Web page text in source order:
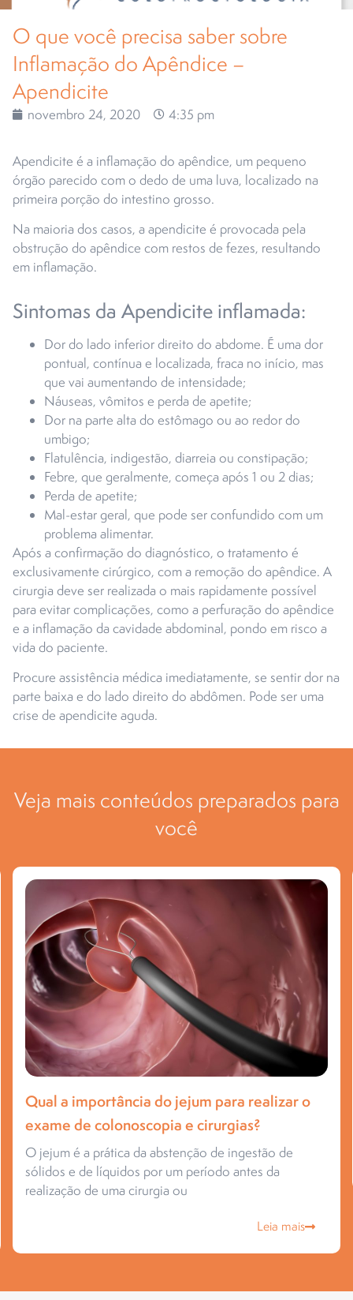
O que você precisa saber sobre
Inflamação do Apêndice –
Apendicite
novembro 24, 2020 4:35 pm
Apendicite é a inflamação do apêndice, um pequeno
órgão parecido com o dedo de uma luva, localizado na
primeira porção do intestino grosso.
Na maioria dos casos, a apendicite é provocada pela
obstrução do apêndice com restos de fezes, resultando
em inflamação.
Sintomas da Apendicite inflamada:
Dor do lado inferior direito do abdome. É uma dor
pontual, contínua e localizada, fraca no início, mas
que vai aumentando de intensidade;
Náuseas, vômitos e perda de apetite;
Dor na parte alta do estômago ou ao redor do
umbigo;
Flatulência, indigestão, diarreia ou constipação;
Febre, que geralmente, começa após 1 ou 2 dias;
Perda de apetite;
Mal-estar geral, que pode ser confundido com um
problema alimentar.
Após a confirmação do diagnóstico, o tratamento é
exclusivamente cirúrgico, com a remoção do apêndice. A
cirurgia deve ser realizada o mais rapidamente possível
para evitar complicações, como a perfuração do apêndice
e a inflamação da cavidade abdominal, pondo em risco a
vida do paciente.
Procure assistência médica imediatamente, se sentir dor na
parte baixa e do lado direito do abdômen. Pode ser uma
crise de apendicite aguda.
Veja mais conteúdos preparados para
você
Qual a importância do jejum para realizar o
exame de colonoscopia e cirurgias?
O jejum é a prática da abstenção de ingestão de
sólidos e de líquidos por um período antes da
realização de uma cirurgia ou
Leia mais